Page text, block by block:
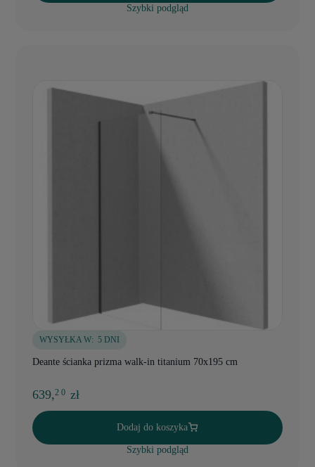
Szybki podgląd
WYSYŁKA W: 5 DNI
Deante ścianka prizma walk-in titanium 70x195 cm
639,2 0 zł
Dodaj do koszyka
Szybki podgląd